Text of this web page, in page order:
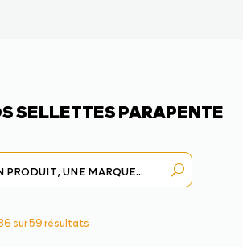
SELLETTES PARAPENTE
sur 59 résultats